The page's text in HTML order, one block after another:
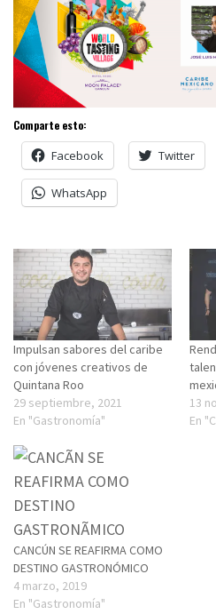
Comparte esto:
Facebook Twitter
WhatsApp
Impulsan sabores del caribe
con jóvenes creativos de
Quintana Roo
29 septiembre, 2021
En "Gastronomía"
13
En
CANCÚN SE REAFIRMA COMO
DESTINO GASTRONÓMICO
4 marzo, 2019
En "Gastronomía"